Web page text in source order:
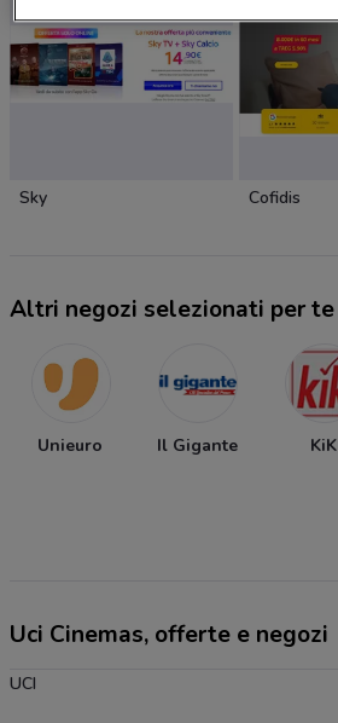
Sky Cofidis
Altri negozi selezionati per te
Unieuro Il Gigante KiK
Uci Cinemas, offerte e negozi
UCI